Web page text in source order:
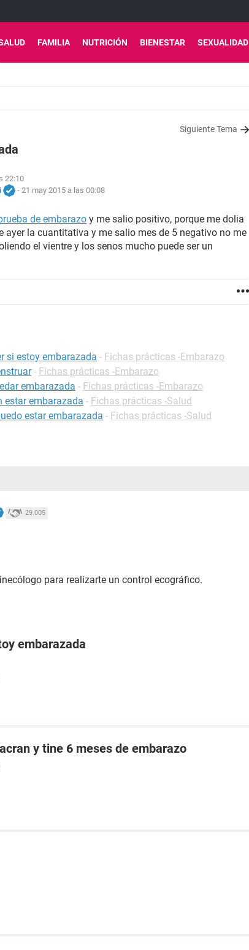
FAMILIA NUTRICIÓN BIENESTAR SEXUALIDAD
Siguiente Tema
22:10
- 21 may 2015 a las 00:08
de embarazo y me salio positivo, porque me dolia
ayer la cuantitativa y me salio mes de 5 negativo no me
el vientre y los senos mucho puede ser un
si estoy embarazada - Fichas prácticas -Embarazo
- Fichas prácticas -Embarazo
embarazada - Fichas prácticas -Embarazo
estar embarazada - Fichas prácticas -Salud
estar embarazada - Fichas prácticas -Salud
29.005
para realizarte un control ecográfico.
embarazada
y tine 6 meses de embarazo